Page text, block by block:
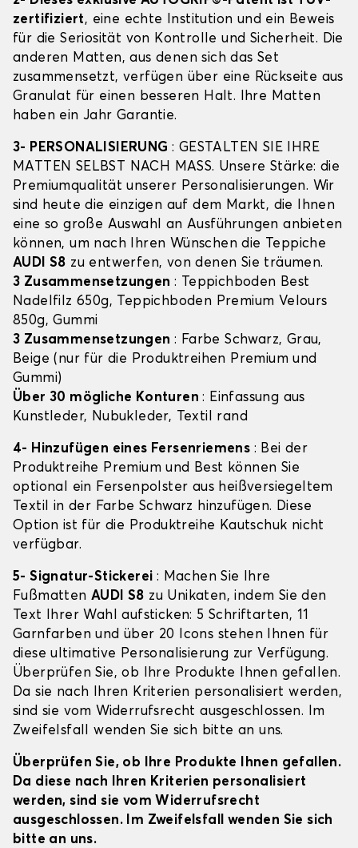
zertifiziert, eine echte Institution und ein Beweis
für die Seriosität von Kontrolle und Sicherheit. Die
anderen Matten, aus denen sich das Set
zusammensetzt, verfügen über eine Rückseite aus
Granulat für einen besseren Halt. Ihre Matten
haben ein Jahr Garantie.
3- PERSONALISIERUNG : GESTALTEN SIE IHRE
MATTEN SELBST NACH MASS. Unsere Stärke: die
Premiumqualität unserer Personalisierungen. Wir
sind heute die einzigen auf dem Markt, die Ihnen
eine so große Auswahl an Ausführungen anbieten
können, um nach Ihren Wünschen die Teppiche
AUDI S8 zu entwerfen, von denen Sie träumen.
3 Zusammensetzungen : Teppichboden Best
Nadelfilz 650g, Teppichboden Premium Velours
850g, Gummi
3 Zusammensetzungen : Farbe Schwarz, Grau,
Beige (nur für die Produktreihen Premium und
Gummi)
Über 30 mögliche Konturen: Einfassung aus
Kunstleder, Nubukleder, Textil rand
4- Hinzufügen eines Fersenriemens : Bei der
Produktreihe Premium und Best können Sie
optional ein Fersenpolster aus heißversiegeltem
Textil in der Farbe Schwarz hinzufügen. Diese
Option ist für die Produktreihe Kautschuk nicht
verfügbar.
5- Signatur-Stickerei : Machen Sie Ihre
FußmattenAUDI S8 zu Unikaten, indem Sie den
Text Ihrer Wahl aufsticken: 5 Schriftarten, 11
Garnfarben und über 20 Icons stehen Ihnen für
diese ultimative Personalisierung zur Verfügung.
Überprüfen Sie, ob Ihre Produkte Ihnen gefallen.
Da sie nach Ihren Kriterien personalisiert werden,
sind sie vom Widerrufsrecht ausgeschlossen. Im
Zweifelsfall wenden Sie sich bitte an uns.
Überprüfen Sie, ob Ihre Produkte Ihnen gefallen.
Da diese nach Ihren Kriterien personalisiert
werden, sind sie vom Widerrufsrecht
ausgeschlossen. Im Zweifelsfall wenden Sie sich
bitte an uns.